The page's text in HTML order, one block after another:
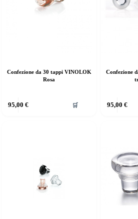
Confezione da 30 tappi VINOLOK
Rosa
95,00 € 🛒
Confezione
95,00 €